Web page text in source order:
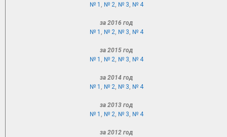
№ 1
№ 2 № 3 № 4
за 2016 год
№ 1
№ 2 № 3 № 4
за 2015 год
№ 1
№ 2 № 3 № 4
за 2014 год
№ 1
№ 2 № 3 № 4
за 2013 год
№ 1
№ 2 № 3 № 4
за 2012 год